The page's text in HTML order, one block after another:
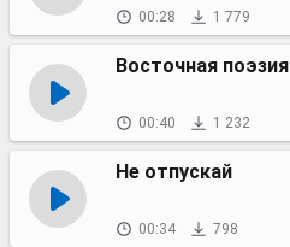
00:28 1 779
Восточная поэзия
00:40 1 232
Не отпускай
00:34 798